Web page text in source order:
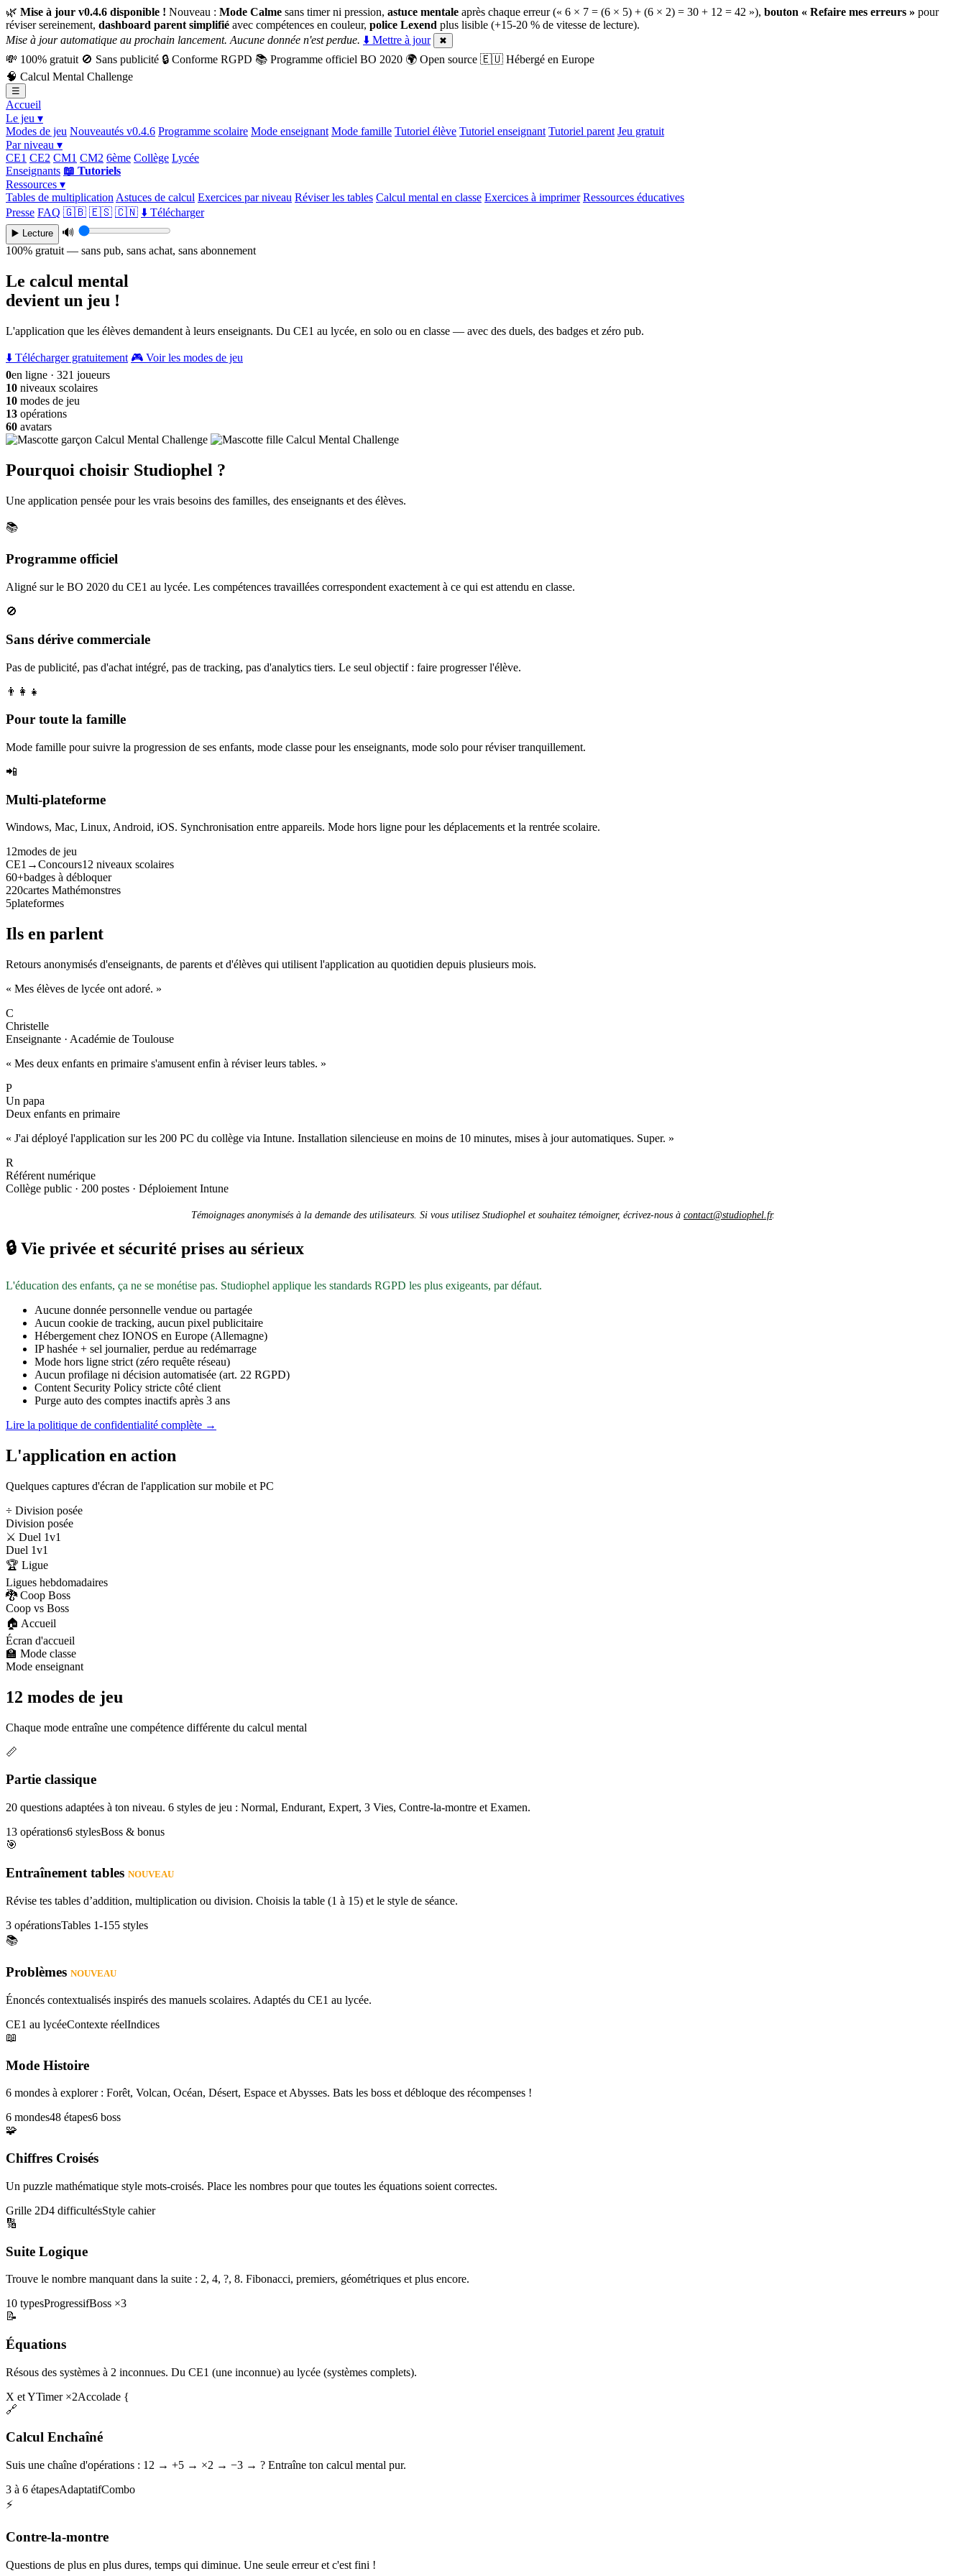
🌿 Mise à jour v0.4.6 disponible ! Nouveau : Mode Calme sans timer ni pression, astuce mentale après chaque erreur (« 6 × 7 = (6 × 5) + (6 × 2) = 30 + 12 = 42 »), bouton « Refaire mes erreurs » pour
réviser sereinement, dashboard parent simplifié avec compétences en couleur, police Lexend plus lisible (+15-20 % de vitesse de lecture).
Mise à jour automatique au prochain lancement. Aucune donnée n'est perdue. ⬇️ Mettre à jour ✖
💸 100% gratuit 🚫 Sans publicité 🔒 Conforme RGPD 📚 Programme officiel BO 2020 🌍 Open source 🇪🇺 Hébergé en Europe
🧠 Calcul Mental Challenge
☰
Accueil
Le jeu ▾
Modes de jeu Nouveautés v0.4.6 Programme scolaire Mode enseignant Mode famille Tutoriel élève Tutoriel enseignant Tutoriel parent Jeu gratuit
Par niveau ▾
CE1 CE2 CM1 CM2 6ème Collège Lycée
Enseignants 📖 Tutoriels
Ressources ▾
Tables de multiplication Astuces de calcul Exercices par niveau Réviser les tables Calcul mental en classe Exercices à imprimer Ressources éducatives
Presse FAQ 🇬🇧 🇪🇸 🇨🇳 ⬇️ Télécharger
▶️ Lecture
🔊
100% gratuit — sans pub, sans achat, sans abonnement
Le calcul mental
devient un jeu !
L'application que les élèves demandent à leurs enseignants. Du CE1 au lycée, en solo ou en classe — avec des duels, des badges et zéro pub.
⬇️ Télécharger gratuitement 🎮 Voir les modes de jeu
0en ligne · 321 joueurs
10 niveaux scolaires
10 modes de jeu
13 opérations
60 avatars
Pourquoi choisir Studiophel ?
Une application pensée pour les vrais besoins des familles, des enseignants et des élèves.
📚
Programme officiel
Aligné sur le BO 2020 du CE1 au lycée. Les compétences travaillées correspondent exactement à ce qui est attendu en classe.
🚫
Sans dérive commerciale
Pas de publicité, pas d'achat intégré, pas de tracking, pas d'analytics tiers. Le seul objectif : faire progresser l'élève.
👨‍👩‍👧
Pour toute la famille
Mode famille pour suivre la progression de ses enfants, mode classe pour les enseignants, mode solo pour réviser tranquillement.
📲
Multi-plateforme
Windows, Mac, Linux, Android, iOS. Synchronisation entre appareils. Mode hors ligne pour les déplacements et la rentrée scolaire.
12modes de jeu
CE1→Concours12 niveaux scolaires
60+badges à débloquer
220cartes Mathémonstres
5plateformes
Ils en parlent
Retours anonymisés d'enseignants, de parents et d'élèves qui utilisent l'application au quotidien depuis plusieurs mois.
« Mes élèves de lycée ont adoré. »
C
Christelle
Enseignante · Académie de Toulouse
« Mes deux enfants en primaire s'amusent enfin à réviser leurs tables. »
P
Un papa
Deux enfants en primaire
« J'ai déployé l'application sur les 200 PC du collège via Intune. Installation silencieuse en moins de 10 minutes, mises à jour automatiques. Super. »
R
Référent numérique
Collège public · 200 postes · Déploiement Intune
Témoignages anonymisés à la demande des utilisateurs. Si vous utilisez Studiophel et souhaitez témoigner, écrivez-nous à contact@studiophel.fr.
🔒 Vie privée et sécurité prises au sérieux
L'éducation des enfants, ça ne se monétise pas. Studiophel applique les standards RGPD les plus exigeants, par défaut.
Aucune donnée personnelle vendue ou partagée
Aucun cookie de tracking, aucun pixel publicitaire
Hébergement chez IONOS en Europe (Allemagne)
IP hashée + sel journalier, perdue au redémarrage
Mode hors ligne strict (zéro requête réseau)
Aucun profilage ni décision automatisée (art. 22 RGPD)
Content Security Policy stricte côté client
Purge auto des comptes inactifs après 3 ans
Lire la politique de confidentialité complète →
L'application en action
Quelques captures d'écran de l'application sur mobile et PC
÷ Division posée
Division posée
⚔️ Duel 1v1
Duel 1v1
🏆 Ligue
Ligues hebdomadaires
🐉 Coop Boss
Coop vs Boss
🏠 Accueil
Écran d'accueil
🏫 Mode classe
Mode enseignant
12 modes de jeu
Chaque mode entraîne une compétence différente du calcul mental
📏
Partie classique
20 questions adaptées à ton niveau. 6 styles de jeu : Normal, Endurant, Expert, 3 Vies, Contre-la-montre et Examen.
13 opérations6 stylesBoss & bonus
🎯
Entraînement tables NOUVEAU
Révise tes tables d’addition, multiplication ou division. Choisis la table (1 à 15) et le style de séance.
3 opérationsTables 1-155 styles
📚
Problèmes NOUVEAU
Énoncés contextualisés inspirés des manuels scolaires. Adaptés du CE1 au lycée.
CE1 au lycéeContexte réelIndices
📖
Mode Histoire
6 mondes à explorer : Forêt, Volcan, Océan, Désert, Espace et Abysses. Bats les boss et débloque des récompenses !
6 mondes48 étapes6 boss
🧩
Chiffres Croisés
Un puzzle mathématique style mots-croisés. Place les nombres pour que toutes les équations soient correctes.
Grille 2D4 difficultésStyle cahier
🔢
Suite Logique
Trouve le nombre manquant dans la suite : 2, 4, ?, 8. Fibonacci, premiers, géométriques et plus encore.
10 typesProgressifBoss ×3
📝
Équations
Résous des systèmes à 2 inconnues. Du CE1 (une inconnue) au lycée (systèmes complets).
X et YTimer ×2Accolade {
🔗
Calcul Enchaîné
Suis une chaîne d'opérations : 12 → +5 → ×2 → −3 → ? Entraîne ton calcul mental pur.
3 à 6 étapesAdaptatifCombo
⚡
Contre-la-montre
Questions de plus en plus dures, temps qui diminue. Une seule erreur et c'est fini !